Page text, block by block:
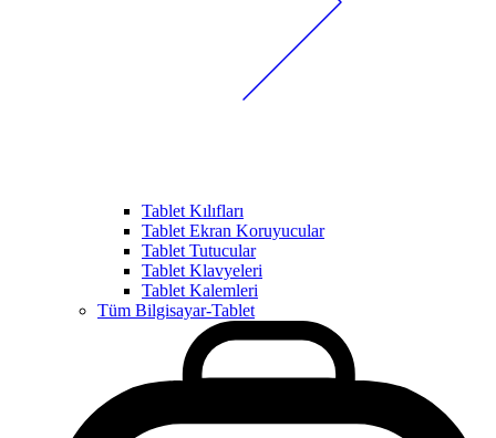
Tablet Kılıfları
Tablet Ekran Koruyucular
Tablet Tutucular
Tablet Klavyeleri
Tablet Kalemleri
Tüm Bilgisayar-Tablet